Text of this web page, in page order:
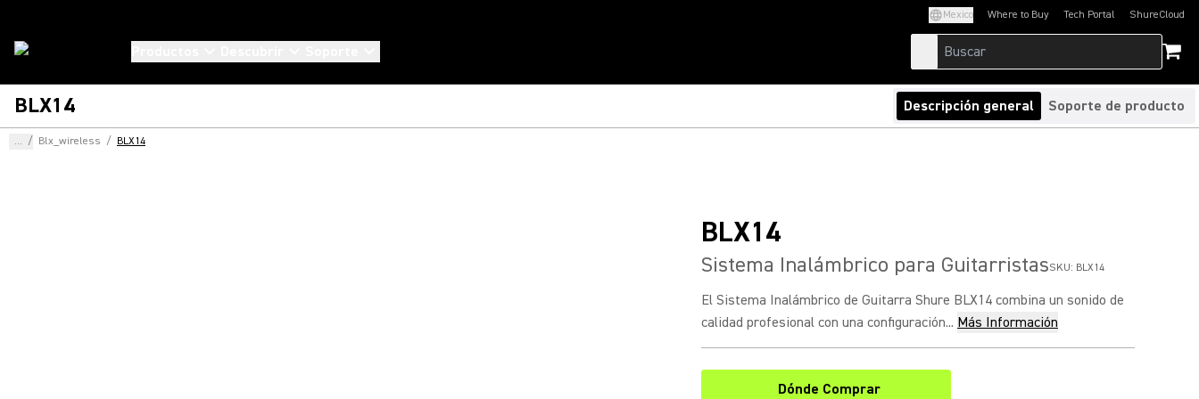
Mexico Where to Buy Tech Portal
(Opens in a new tab)ShureCloud
(Opens in a new
BLX14 Descripción general Soporte de producto
... / Blx_wireless / BLX14
BLX14
Sistema Inalámbrico para GuitarristasSKU: BLX14
El Sistema Inalámbrico de Guitarra Shure BLX14 combina un sonido de
calidad profesional con una configuración... Más Información
Dónde Comprar